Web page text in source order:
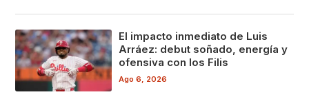
El impacto inmediato de Luis
Arráez: debut soñado, energía y
ofensiva con los Filis
Ago 6, 2026